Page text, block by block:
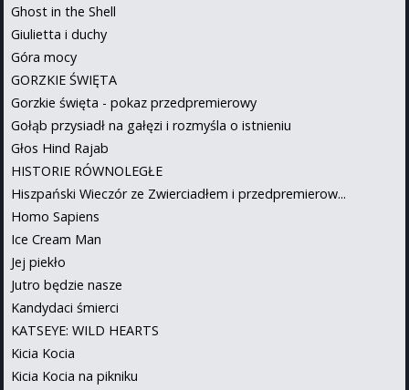
Ghost in the Shell
Giulietta i duchy
Góra mocy
GORZKIE ŚWIĘTA
Gorzkie święta - pokaz przedpremierowy
Gołąb przysiadł na gałęzi i rozmyśla o istnieniu
Głos Hind Rajab
HISTORIE RÓWNOLEGŁE
Hiszpański Wieczór ze Zwierciadłem i przedpremierow...
Homo Sapiens
Ice Cream Man
Jej piekło
Jutro będzie nasze
Kandydaci śmierci
KATSEYE: WILD HEARTS
Kicia Kocia
Kicia Kocia na pikniku